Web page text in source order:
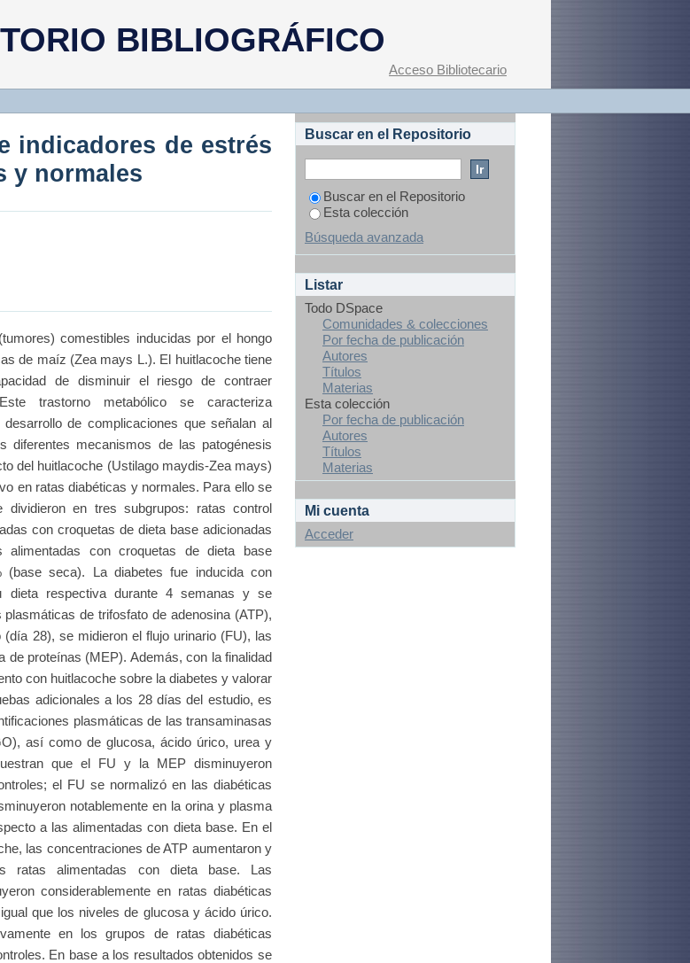
BIBLIOGRÁFICO
indicadores de estrés oxidativo en ratas
Acceso Bibliotecario
indicadores de estrés
y normales
comestibles inducidas por el hongo
de maíz (Zea mays L.). El huitlacoche tiene
de disminuir el riesgo de contraer
trastorno metabólico se caracteriza
de complicaciones que señalan al
mecanismos de las patogénesis
del huitlacoche (Ustilago maydis-Zea mays)
en ratas diabéticas y normales. Para ello se
en tres subgrupos: ratas control
con croquetas de dieta base adicionadas
con croquetas de dieta base
(base seca). La diabetes fue inducida con
dieta respectiva durante 4 semanas y se
de trifosfato de adenosina (ATP),
28), se midieron el flujo urinario (FU), las
proteínas (MEP). Además, con la finalidad
con huitlacoche sobre la diabetes y valorar
adicionales a los 28 días del estudio, es
plasmáticas de las transaminasas
así como de glucosa, ácido úrico, urea y
que el FU y la MEP disminuyeron
el FU se normalizó en las diabéticas
notablemente en la orina y plasma
a las alimentadas con dieta base. En el
las concentraciones de ATP aumentaron y
ratas alimentadas con dieta base. Las
considerablemente en ratas diabéticas
que los niveles de glucosa y ácido úrico.
en los grupos de ratas diabéticas
En base a los resultados obtenidos se
Buscar en el Repositorio
Buscar en el Repositorio
Esta colección
Búsqueda avanzada
Listar
Todo DSpace
Comunidades & colecciones
Por fecha de publicación
Autores
Títulos
Materias
Esta colección
Por fecha de publicación
Autores
Títulos
Materias
Mi cuenta
Acceder